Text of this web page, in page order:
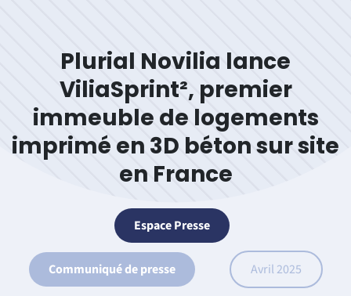
Plurial Novilia lance
ViliaSprint², premier
immeuble de logements
imprimé en 3D béton sur site
en France
Espace Presse
Communiqué de presse Avril 2025